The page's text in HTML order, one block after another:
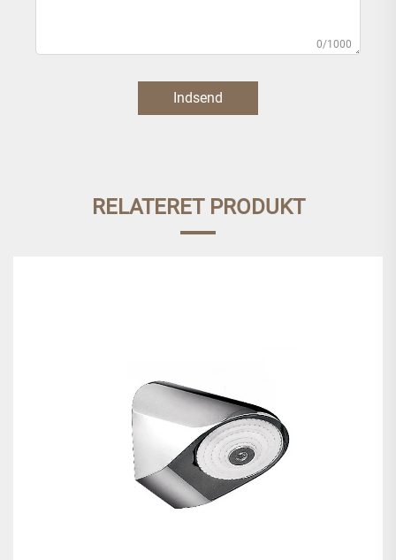
0/1000
Indsend
RELATERET PRODUKT